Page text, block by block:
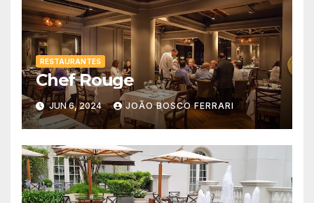
RESTAURANTES
Chef Rouge
JUN 6, 2024 JOÃO BOSCO FERRARI